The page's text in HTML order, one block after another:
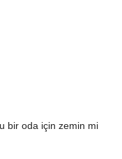
bir oda için zemin mi